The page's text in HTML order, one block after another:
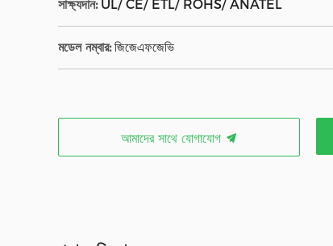
সাক্ষ্যদান: UL/ CE/ ETL/ ROHS/ ANATEL
মডেল নম্বার: জিজেএফজেভি
আমাদের সাথে যোগাযোগ